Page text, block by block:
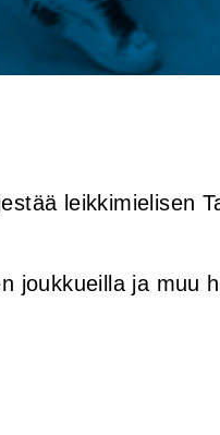
leikkimielisen
joukkueilla ja muu